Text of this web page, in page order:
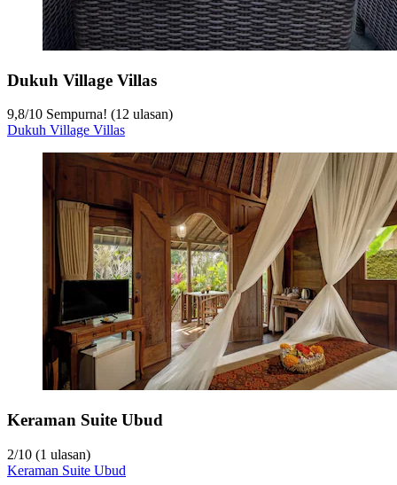
Dukuh Village Villas
9,8/10 Sempurna! (12 ulasan)
Dukuh Village Villas
Keraman Suite Ubud
2/10 (1 ulasan)
Keraman Suite Ubud